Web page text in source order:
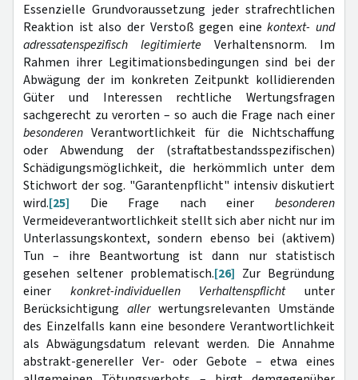
Essenzielle Grundvoraussetzung jeder strafrechtlichen
Reaktion ist also der Verstoß gegen einekontext- und
adressatenspezifisch legitimierte Verhaltensnorm. Im
Rahmen ihrer Legitimationsbedingungen sind bei der
Abwägung der im konkreten Zeitpunkt kollidierenden
Güter und Interessen rechtliche Wertungsfragen
sachgerecht zu verorten – so auch die Frage nach einer
besonderen Verantwortlichkeit für die Nichtschaffung
oder Abwendung der (straftatbestandsspezifischen)
Schädigungsmöglichkeit, die herkömmlich unter dem
Stichwort der sog. "Garantenpflicht" intensiv diskutiert
wird.[25] Die Frage nach einer besonderen
Vermeideverantwortlichkeit stellt sich aber nicht nur im
Unterlassungskontext, sondern ebenso bei (aktivem)
Tun – ihre Beantwortung ist dann nur statistisch
gesehen seltener problematisch.[26] Zur Begründung
einer konkret-individuellen Verhaltenspflichtunter
Berücksichtigung allerwertungsrelevanten Umstände
des Einzelfalls kann eine besondere Verantwortlichkeit
als Abwägungsdatum relevant werden. Die Annahme
abstrakt-genereller Ver- oder Gebote – etwa eines